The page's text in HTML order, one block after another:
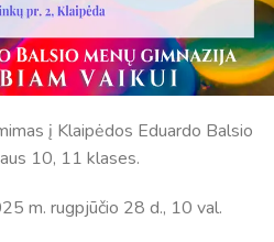
į Klaipėdos Eduardo Balsio
10, 11 klases.
m. rugpjūčio 28 d., 10 val.